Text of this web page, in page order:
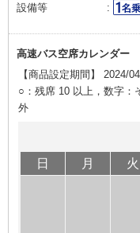
設備等
高速バス空席カレンダー
【商品設定期間】 2024/
○：残席 10 以上，数字：
外
日
月 火